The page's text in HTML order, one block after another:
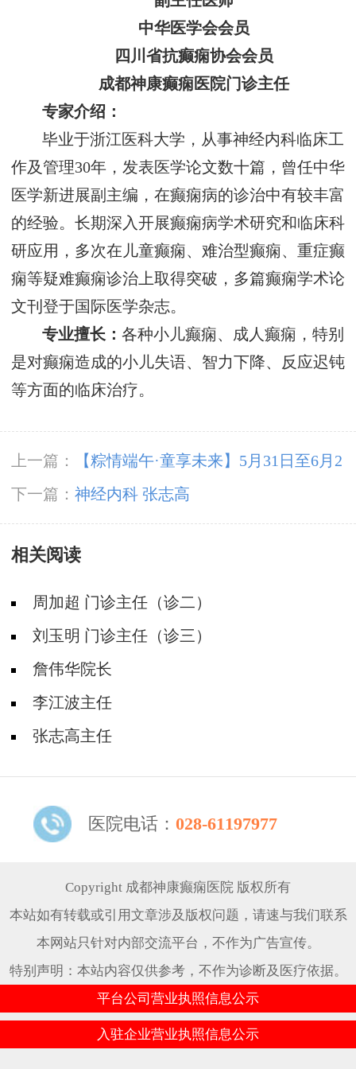
中华医学会会员
四川省抗癫痫协会会员
成都神康癫痫医院门诊主任
专家介绍：
毕业于浙江医科大学，从事神经内科临床工
作及管理30年，发表医学论文数十篇，曾任中华
医学新进展副主编，在癫痫病的诊治中有较丰富
的经验。长期深入开展癫痫病学术研究和临床科
研应用，多次在儿童癫痫、难治型癫痫、重症癫
痫等疑难癫痫诊治上取得突破，多篇癫痫学术论
文刊登于国际医学杂志。
专业擅长：各种小儿癫痫、成人癫痫，特别
是对癫痫造成的小儿失语、智力下降、反应迟钝
等方面的临床治疗。
上一篇：
【粽情‌端午·童享未来】5月31日至6月2
日，北京癫痫专家双节来蓉领衔会诊，助力患者
早日康复
下一篇： 神经内科 张志高
相关阅读
周加超 门诊主任（诊二）
刘玉明 门诊主任（诊三）
詹伟华院长
李江波主任
张志高主任
医院电话： 028-61197977
Copyright 成都神康癫痫医院 版权所有
本站如有转载或引用文章涉及版权问题，请速与我们联系
本网站只针对内部交流平台，不作为广告宣传。
特别声明：本站内容仅供参考，不作为诊断及医疗依据。
平台公司营业执照信息公示
入驻企业营业执照信息公示